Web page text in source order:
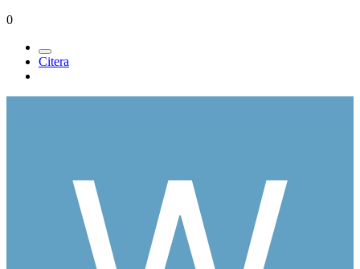
0
Citera